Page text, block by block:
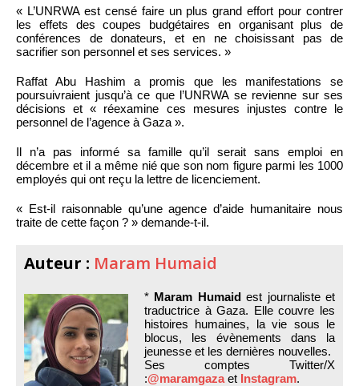
« L’UNRWA est censé faire un plus grand effort pour contrer
les effets des coupes budgétaires en organisant plus de
conférences de donateurs, et en ne choisissant pas de
sacrifier son personnel et ses services. »
Raffat Abu Hashim a promis que les manifestations se
poursuivraient jusqu’à ce que l’UNRWA se revienne sur ses
décisions et « réexamine ces mesures injustes contre le
personnel de l’agence à Gaza ».
Il n’a pas informé sa famille qu’il serait sans emploi en
décembre et il a même nié que son nom figure parmi les 1000
employés qui ont reçu la lettre de licenciement.
« Est-il raisonnable qu’une agence d’aide humanitaire nous
traite de cette façon ? » demande-t-il.
Auteur : Maram Humaid
* Maram Humaidest journaliste et
traductrice à Gaza. Elle couvre les
histoires humaines, la vie sous le
blocus, les évènements dans la
jeunesse et les dernières nouvelles.
Ses comptes Twitter/X
:@maramgazaet Instagram.